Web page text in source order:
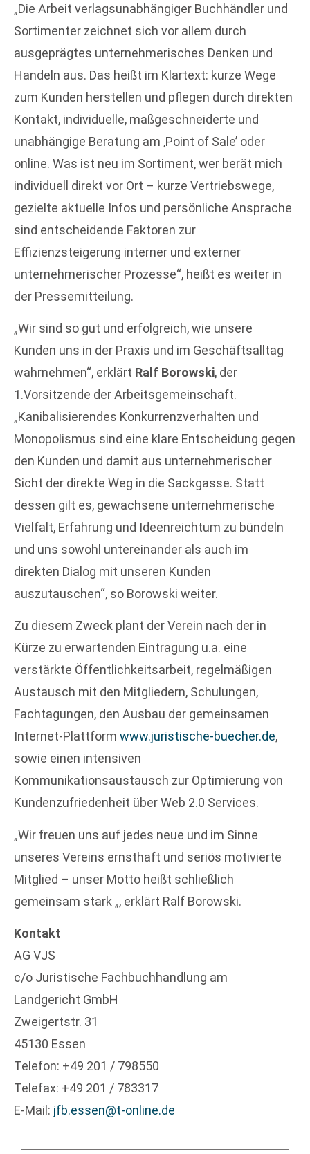
„Die Arbeit verlagsunabhängiger Buchhändler und
Sortimenter zeichnet sich vor allem durch
ausgeprägtes unternehmerisches Denken und
Handeln aus. Das heißt im Klartext: kurze Wege
zum Kunden herstellen und pflegen durch direkten
Kontakt, individuelle, maßgeschneiderte und
unabhängige Beratung am ‚Point of Sale’ oder
online. Was ist neu im Sortiment, wer berät mich
individuell direkt vor Ort – kurze Vertriebswege,
gezielte aktuelle Infos und persönliche Ansprache
sind entscheidende Faktoren zur
Effizienzsteigerung interner und externer
unternehmerischer Prozesse“, heißt es weiter in
der Pressemitteilung.
„Wir sind so gut und erfolgreich, wie unsere
Kunden uns in der Praxis und im Geschäftsalltag
wahrnehmen“, erklärt Ralf Borowski, der
1.Vorsitzende der Arbeitsgemeinschaft.
„Kanibalisierendes Konkurrenzverhalten und
Monopolismus sind eine klare Entscheidung gegen
den Kunden und damit aus unternehmerischer
Sicht der direkte Weg in die Sackgasse. Statt
dessen gilt es, gewachsene unternehmerische
Vielfalt, Erfahrung und Ideenreichtum zu bündeln
und uns sowohl untereinander als auch im
direkten Dialog mit unseren Kunden
auszutauschen“, so Borowski weiter.
Zu diesem Zweck plant der Verein nach der in
Kürze zu erwartenden Eintragung u.a. eine
verstärkte Öffentlichkeitsarbeit, regelmäßigen
Austausch mit den Mitgliedern, Schulungen,
Fachtagungen, den Ausbau der gemeinsamen
Internet-Plattform www.juristische-buecher.de,
sowie einen intensiven
Kommunikationsaustausch zur Optimierung von
Kundenzufriedenheit über Web 2.0 Services.
„Wir freuen uns auf jedes neue und im Sinne
unseres Vereins ernsthaft und seriös motivierte
Mitglied – unser Motto heißt schließlich
gemeinsam stark „, erklärt Ralf Borowski.
Kontakt
AG VJS
c/o Juristische Fachbuchhandlung am
Landgericht GmbH
Zweigertstr. 31
45130 Essen
Telefon: +49 201 / 798550
Telefax: +49 201 / 783317
E-Mail: jfb.essen@t-online.de